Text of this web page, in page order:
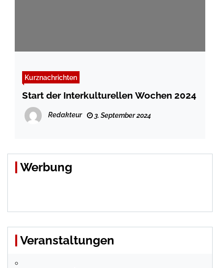
Kurznachrichten
Start der Interkulturellen Wochen 2024
Redakteur 3. September 2024
Werbung
Veranstaltungen